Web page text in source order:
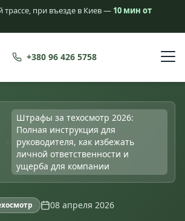
при въезде в Киев — 10 мин от
+380 96 426 5758
Штрафы за техосмотр 2026:
Полная инструкция для
руководителя, как избежать
личной ответственности и
ущерба для компании
08 апреля 2026